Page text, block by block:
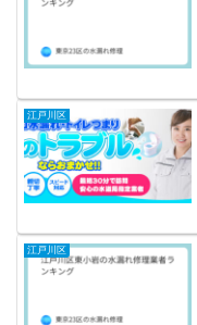
江戸川区
江戸川区